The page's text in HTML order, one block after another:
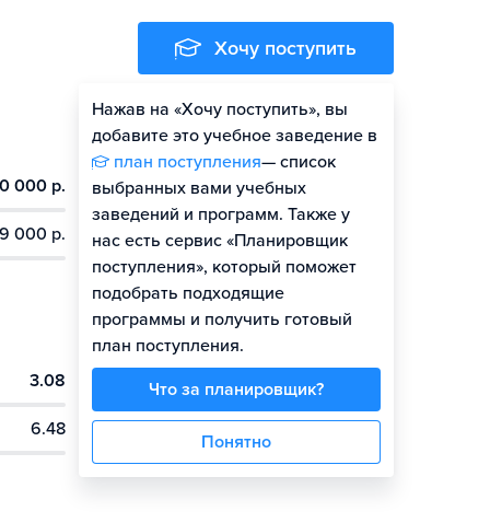
000 р.
000 р.
3.08
6.48
Хочу поступить
Нажав на «Хочу поступить», вы
добавите это учебное заведение в
план поступления— список
выбранных вами учебных
заведений и программ. Также у
нас есть сервис «Планировщик
поступления», который поможет
подобрать подходящие
программы и получить готовый
план поступления.
Что за планировщик?
Понятно